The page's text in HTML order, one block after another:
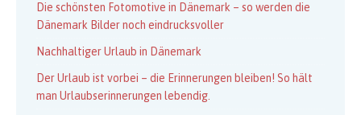
Die schönsten Fotomotive in Dänemark – so werden die
Dänemark Bilder noch eindrucksvoller
Nachhaltiger Urlaub in Dänemark
Der Urlaub ist vorbei – die Erinnerungen bleiben! So hält
man Urlaubserinnerungen lebendig.